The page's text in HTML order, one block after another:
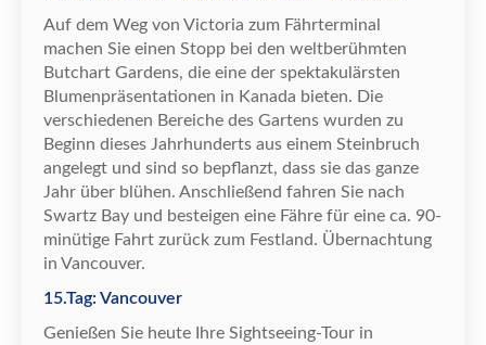
Auf dem Weg von Victoria zum Fährterminal
machen Sie einen Stopp bei den weltberühmten
Butchart Gardens, die eine der spektakul ärsten
Blumenpräsentationen in Kanada bieten. Die
verschiedenen Bereiche des Gartens wurden zu
Beginn dieses Jahrhunderts aus einem Steinbruch
angelegt und sind so bepflanzt, dass sie das ganze
Jahr über bl ühen. Anschließend fahren Sie nach
Swartz Bay und besteigen eine Fähre für eine ca. 90-
minütige Fahrt zurück zum Festland. Übernachtung
in Vancouver.
15.Tag: Vancouver
Genießen Sie heute Ihre Sightseeing-Tour in